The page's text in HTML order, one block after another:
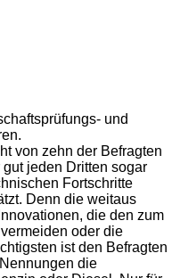
und
von zehn der Befragten
jeden Dritten sogar
Fortschritte
Denn die weitaus
die den zum
oder die
ist den Befragten
die